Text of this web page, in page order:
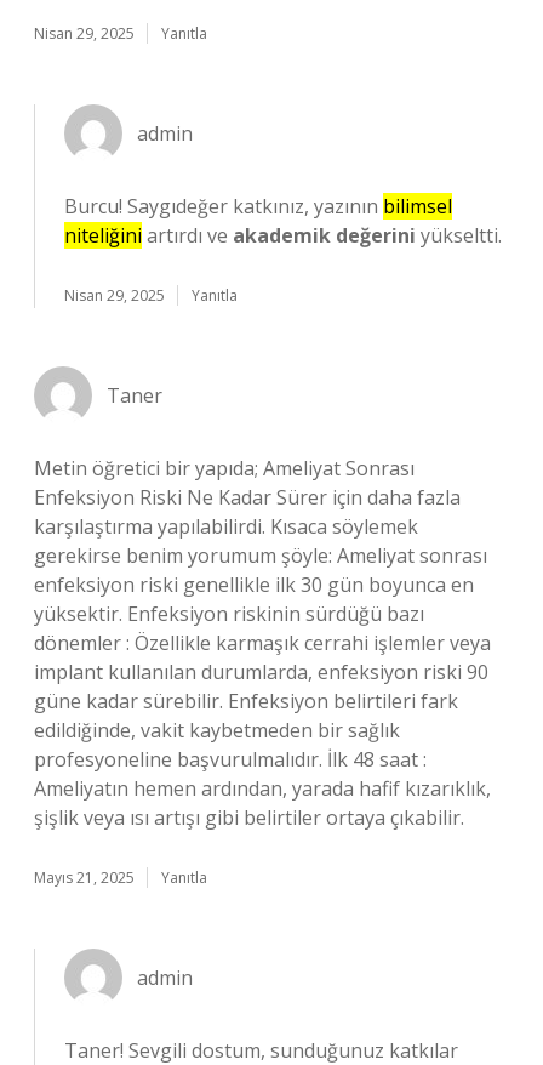
Nisan 29, 2025 Yanıtla
admin
Burcu! Saygıdeğer katkınız, yazının bilimsel
niteliğini artırdı ve akademik değerini yükseltti.
Nisan 29, 2025 Yanıtla
Taner
Metin öğretici bir yapıda; Ameliyat Sonrası
Enfeksiyon Riski Ne Kadar Sürer için daha fazla
karşılaştırma yapılabilirdi. Kısaca söylemek
gerekirse benim yorumum şöyle: Ameliyat sonrası
enfeksiyon riski genellikle ilk 30 gün boyunca en
yüksektir. Enfeksiyon riskinin sürdüğü bazı
dönemler : Özellikle karmaşık cerrahi işlemler veya
implant kullanılan durumlarda, enfeksiyon riski 90
güne kadar sürebilir. Enfeksiyon belirtileri fark
edildiğinde, vakit kaybetmeden bir sağlık
profesyoneline başvurulmalıdır. İlk 48 saat :
Ameliyatın hemen ardından, yarada hafif kızarıklık,
şişlik veya ısı artışı gibi belirtiler ortaya çıkabilir.
Mayıs 21, 2025 Yanıtla
admin
Taner! Sevgili dostum, sunduğunuz katkılar